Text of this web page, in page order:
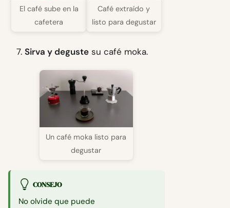
El café sube en la
cafetera
Café extraído y
listo para degustar
Sirva y deguste su café moka.
Un café moka listo para
degustar
CONSEJO
No olvide que puede